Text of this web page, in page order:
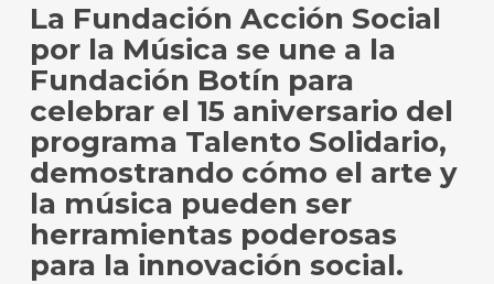
La Fundación Acción Social
por la Música se une a la
Fundación Botín para
celebrar el 15 aniversario del
programa Talento Solidario,
demostrando cómo el arte y
la música pueden ser
herramientas poderosas
para la innovación social.